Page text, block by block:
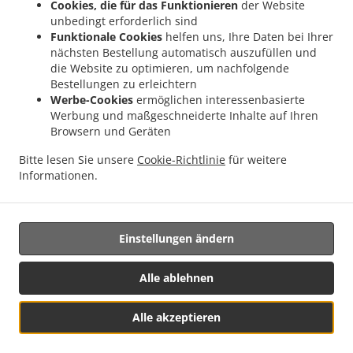
Cookies, die für das Funktionieren der Website
unbedingt erforderlich sind
Funktionale Cookies helfen uns, Ihre Daten bei Ihrer
nächsten Bestellung automatisch auszufüllen und
die Website zu optimieren, um nachfolgende
Bestellungen zu erleichtern
Werbe-Cookies ermöglichen interessenbasierte
Werbung und maßgeschneiderte Inhalte auf Ihren
Browsern und Geräten
Bitte lesen Sie unsere Cookie-Richtlinie für weitere
Informationen.
Alle akzeptieren
Alle ablehnen
Einstellungen ändern
Burger Lieferservice Mayrhof . Burger Lieferservice Dorf . Burger Lieferservice Grub
Burger Lieferservice Hanzing
Burger Lieferservice Entholz
Burger Lieferservice
Krennbauer-Siedlung . Burger Lieferservice Schardenberg . Burger Lieferservice Huber-
. Burger Lieferservice Amelreiching . Burger Lieferservice Haibach bei
. Burger Lieferservice Lehen . Burger Lieferservice Wühr
Lieferservice Wibling
Burger Lieferservice Windorf Gaishofen
Burger Lieferservice
. Burger Lieferservice Anzberg
Lieferservice Zwickledt
Unterstützt von:
https://foodbooking-germany.de Web- und App Shop und
Kassensysteme für Gastronomie